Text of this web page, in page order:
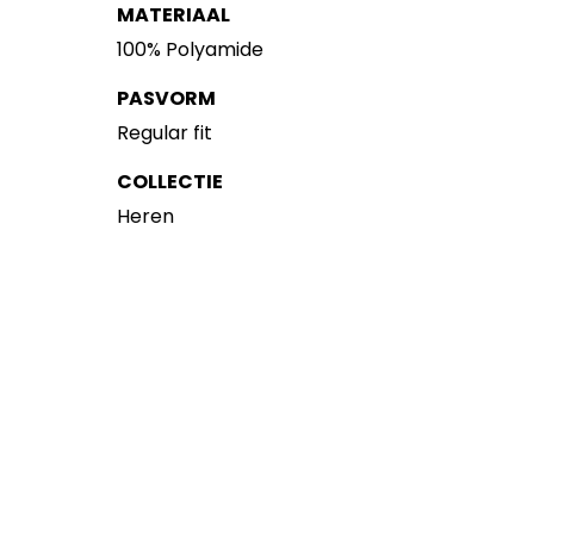
MATERIAAL
100% Polyamide
PASVORM
Regular fit
COLLECTIE
Heren